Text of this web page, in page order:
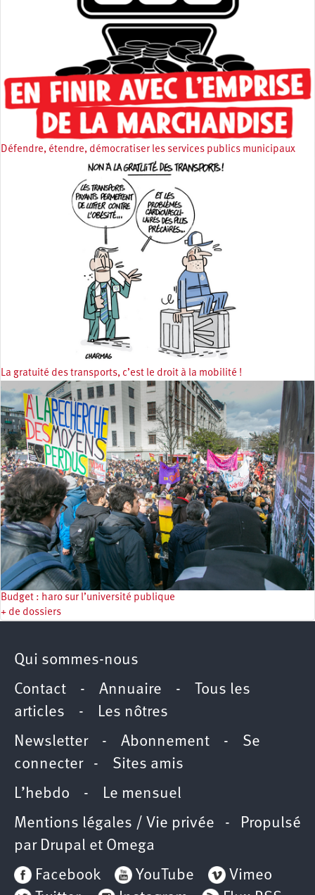
Défendre, étendre, démocratiser les services publics municipaux
La gratuité des transports, c’est le droit à la mobilité !
Budget : haro sur l’université publique
+ de dossiers
Qui sommes-nous
Contact - Annuaire -
Tous les
articles - Les nôtres
Newsletter- Abonnement - Se
connecter- Sites amis
L’hebdo - Le mensuel
Mentions légales / Vie privée - Propulsé
par Drupal et Omega
Facebook
YouTube
Vimeo